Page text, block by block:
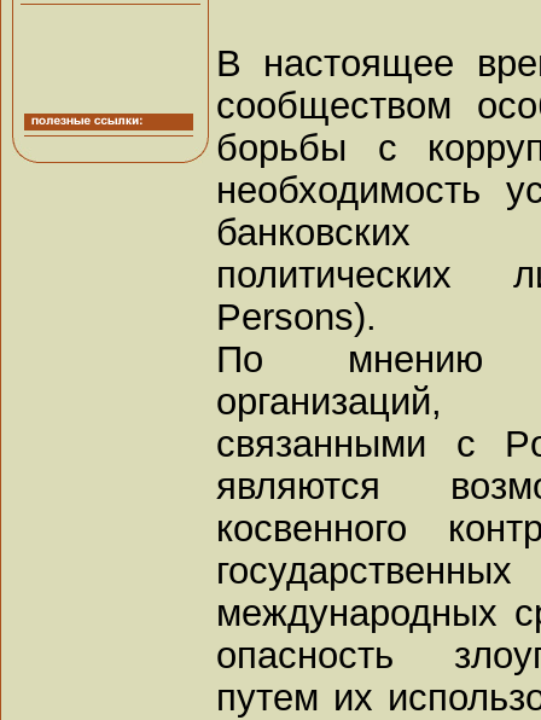
В настоящее
сообществом
борьбы с
необходимость
банковских
политических
Persons).
По мнению
связанными с
являются
косвенного
международных
опасность
путем их